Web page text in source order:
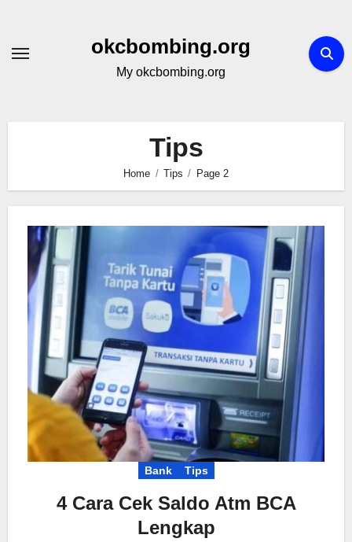
content
okcbombing.org
My okcbombing.org
Tips
Home Tips Page 2
Bank Tips
4 Cara Cek Saldo Atm BCA
Lengkap